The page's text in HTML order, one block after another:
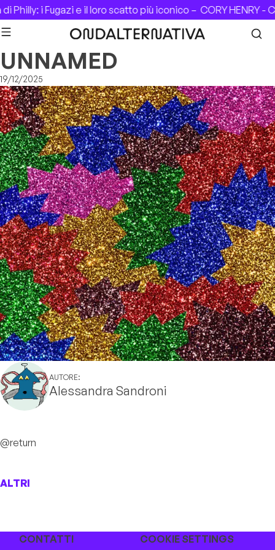
Skip to content
Philly: i Fugazi e il loro scatto più iconico –CORY HENRY -
UNNAMED
19/12/2025
AUTORE:
Alessandra Sandroni
@return
ALTRI
CONTATTI COOKIE SETTINGS